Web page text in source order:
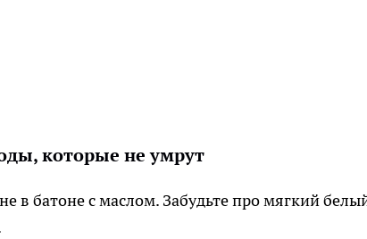
которые не умрут
в батоне с маслом. Забудьте про мягкий